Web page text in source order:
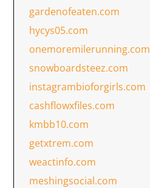
gardenofeaten.com
hycys05.com
onemoremilerunning.com
snowboardsteez.com
instagrambioforgirls.com
cashflowxfiles.com
kmbb10.com
getxtrem.com
weactinfo.com
meshingsocial.com